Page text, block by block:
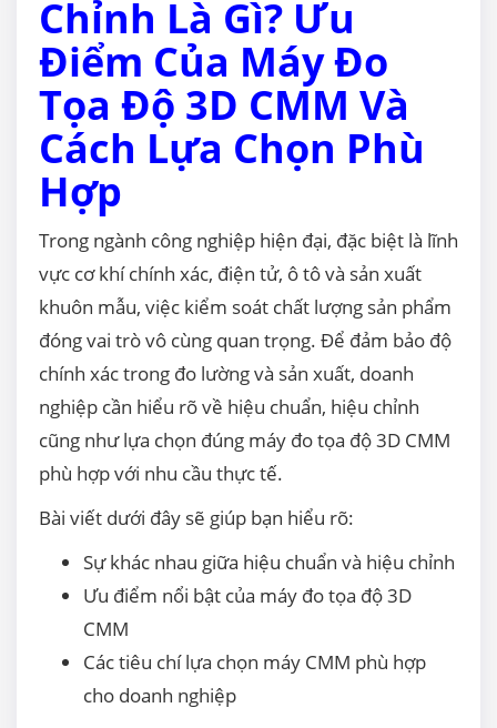
Chỉnh Là Gì? Ưu
Điểm Của Máy Đo
Tọa Độ 3D CMM Và
Cách Lựa Chọn Phù
Hợp
Trong ngành công nghiệp hiện đại, đặc biệt là lĩnh
vực cơ khí chính xác, điện tử, ô tô và sản xuất
khuôn mẫu, việc kiểm soát chất lượng sản phẩm
đóng vai trò vô cùng quan trọng. Để đảm bảo độ
chính xác trong đo lường và sản xuất, doanh
nghiệp cần hiểu rõ về hiệu chuẩn, hiệu chỉnh
cũng như lựa chọn đúng máy đo tọa độ 3D CMM
phù hợp với nhu cầu thực tế.
Bài viết dưới đây sẽ giúp bạn hiểu rõ:
Sự khác nhau giữa hiệu chuẩn và hiệu chỉnh
Ưu điểm nổi bật của máy đo tọa độ 3D
CMM
Các tiêu chí lựa chọn máy CMM phù hợp
cho doanh nghiệp